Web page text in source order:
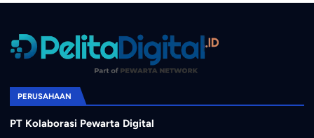
PERUSAHAAN
PT Kolaborasi Pewarta Digital